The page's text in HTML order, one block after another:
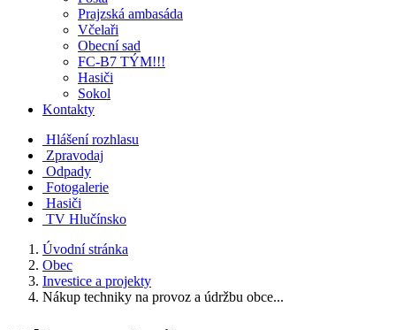
Prajzská ambasáda
Včelaři
Obecní sad
FC-B7 TÝM!!!
Hasiči
Sokol
Kontakty
Hlášení rozhlasu
Zpravodaj
Odpady
Fotogalerie
Hasiči
TV Hlučínsko
Úvodní stránka
Obec
Investice a projekty
Nákup techniky na provoz a údržbu obce...